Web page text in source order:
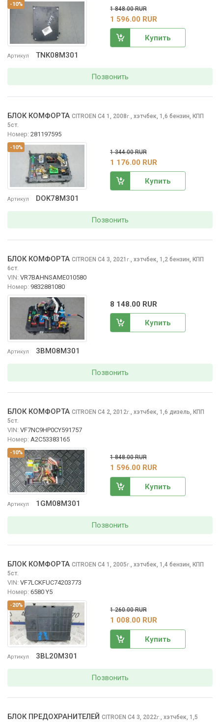
-10%
Артикул TNK08M301
1 848.00 RUR
1 596.00 RUR
Купить
Позвонить
-10%
Артикул DOK78M301
БЛОК КОМФОРТА CITROEN C4 1, 2008г., хэтчбек, 1,6 бензин, КПП
5ст.
Номер: 281197595
1 344.00 RUR
1 176.00 RUR
Купить
Позвонить
Артикул 3BM08M301
БЛОК КОМФОРТА CITROEN C4 3, 2021 г., хэтчбек, 1,2 бензин, КПП
6ст.
VIN: VR7BAHNSAME010580
Номер: 9832881080
8 148.00 RUR
Купить
Позвонить
-10%
Артикул 1GM08M301
БЛОК КОМФОРТА CITROEN C4 2, 2012г., хэтчбек, 1,6 дизель, КПП
5ст.
VIN: VF7NC9HP0CY591757
Номер: A2C53383165
1 848.00 RUR
1 596.00 RUR
Купить
Позвонить
-20%
Артикул 3BL20M301
БЛОК КОМФОРТА CITROEN C4 1, 2005г., хэтчбек, 1,4 бензин, КПП
5ст.
VIN: VF7LCKFUC74203773
Номер: 6580 Y5
1 260.00 RUR
1 008.00 RUR
Купить
Позвонить
БЛОК ПРЕДОХРАНИТЕЛЕЙ CITROEN C4 3, 2022г., хэтчбек, 1,5